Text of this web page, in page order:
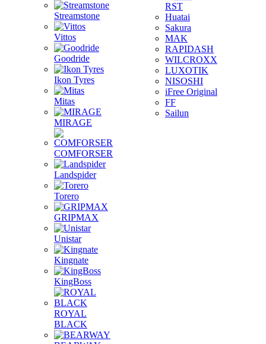
Streamstone
Vittos
Goodride
Ikon Tyres
Mitas
MIRAGE
COMFORSER
Landspider
Torero
GRIPMAX
Unistar
Kingnate
KingBoss
ROYAL
BLACK
RST
Huatai
Sakura
MAK
RAPIDASH
WILCROXX
LUXOTIK
NISOSHI
iFree Original
FF
Sailun